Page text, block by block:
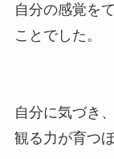
自分の感覚を
ことでした。
自分に気づき
観る力が育つ